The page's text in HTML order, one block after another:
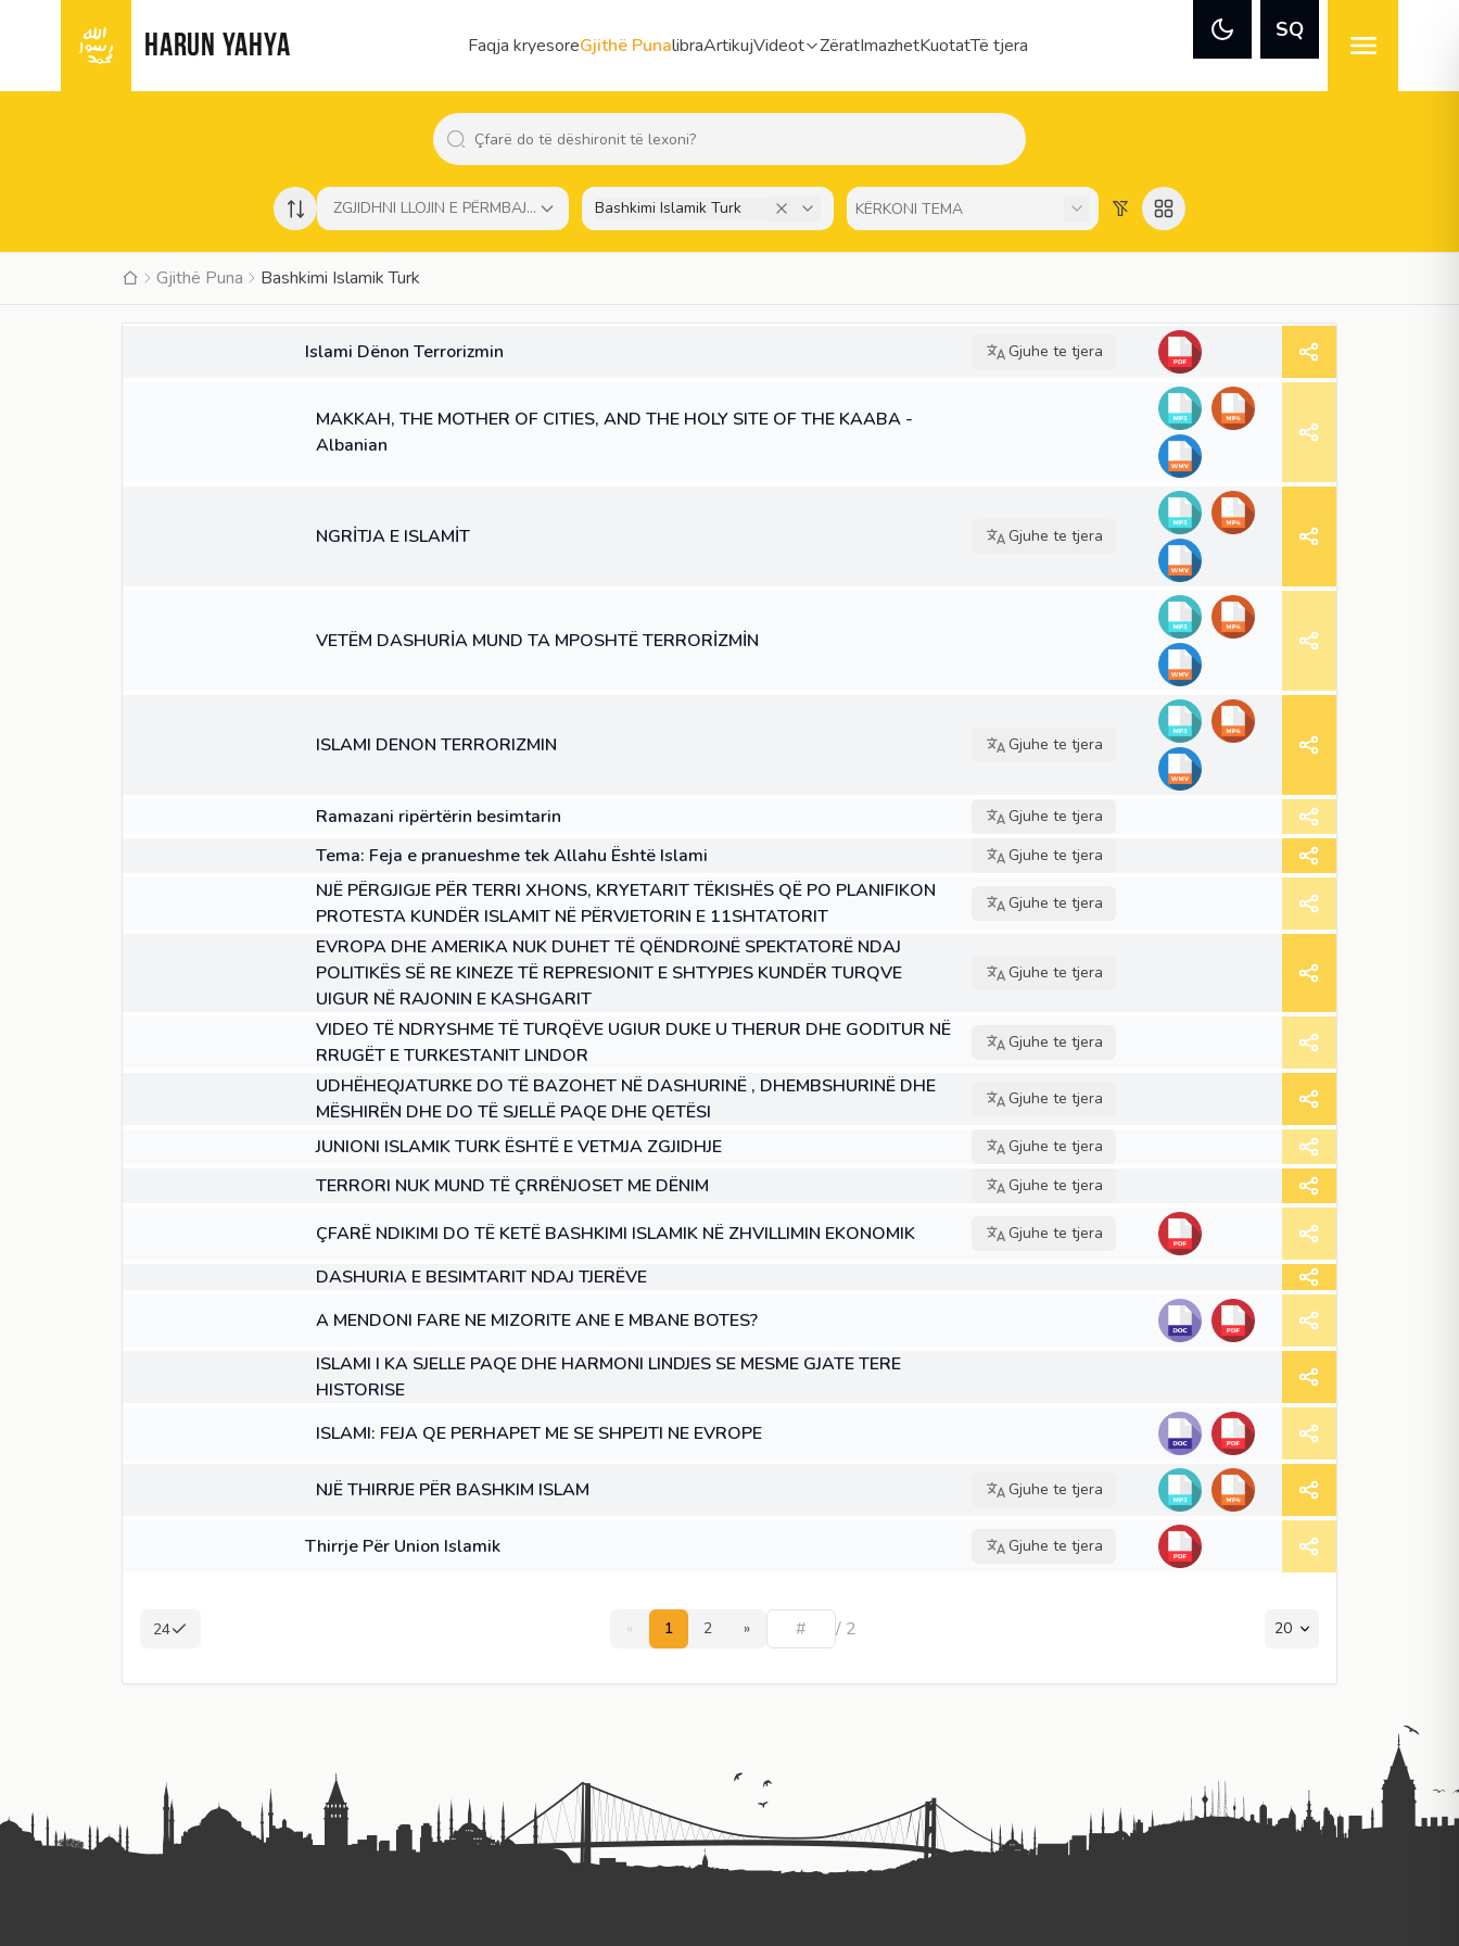
HARUN YAHYA Faqja kryesoreGjithë PunalibraArtikujVideot ZëratImazhetKuotatTë tjera
SQ
ZGJIDHNI LLOJIN E PËRMBAJTJES Bashkimi Islamik Turk
Gjithë Puna Bashkimi Islamik Turk
Islami Dënon Terrorizmin Gjuhe te tjera
MAKKAH, THE MOTHER OF CITIES, AND THE HOLY SITE OF THE KAABA -
Albanian
NGRİTJA E ISLAMİT Gjuhe te tjera
VETËM DASHURİA MUND TA MPOSHTË TERRORİZMİN
ISLAMI DENON TERRORIZMIN Gjuhe te tjera
Ramazani ripërtërin besimtarin Gjuhe te tjera
Tema: Feja e pranueshme tek Allahu Është Islami Gjuhe te tjera
NJË PËRGJIGJE PËR TERRI XHONS, KRYETARIT TËKISHËS QË PO PLANIFIKON
PROTESTA KUNDËR ISLAMIT NË PËRVJETORIN E 11SHTATORIT
Gjuhe te tjera
EVROPA DHE AMERIKA NUK DUHET TË QËNDROJNË SPEKTATORË NDAJ
POLITIKËS SË RE KINEZE TË REPRESIONIT E SHTYPJES KUNDËR TURQVE
UIGUR NË RAJONIN E KASHGARIT
Gjuhe te tjera
VIDEO TË NDRYSHME TË TURQËVE UGIUR DUKE U THERUR DHE GODITUR NË
RRUGËT E TURKESTANIT LINDOR
Gjuhe te tjera
UDHËHEQJATURKE DO TË BAZOHET NË DASHURINË , DHEMBSHURINË DHE
MËSHIRËN DHE DO TË SJELLË PAQE DHE QETËSI
Gjuhe te tjera
JUNIONI ISLAMIK TURK ËSHTË E VETMJA ZGJIDHJE Gjuhe te tjera
TERRORI NUK MUND TË ÇRRËNJOSET ME DËNIM Gjuhe te tjera
ÇFARË NDIKIMI DO TË KETË BASHKIMI ISLAMIK NË ZHVILLIMIN EKONOMIK Gjuhe te tjera
DASHURIA E BESIMTARIT NDAJ TJERËVE
A MENDONI FARE NE MIZORITE ANE E MBANE BOTES?
ISLAMI I KA SJELLE PAQE DHE HARMONI LINDJES SE MESME GJATE TERE
HISTORISE
ISLAMI: FEJA QE PERHAPET ME SE SHPEJTI NE EVROPE
NJË THIRRJE PËR BASHKIM ISLAM Gjuhe te tjera
Thirrje Për Union Islamik Gjuhe te tjera
24 « 1 2 » / 2 20